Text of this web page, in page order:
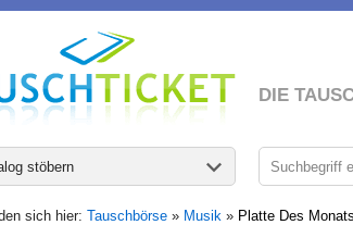
DIE
stöbern
sich hier: Tauschbörse » Musik » Platte Des Monats